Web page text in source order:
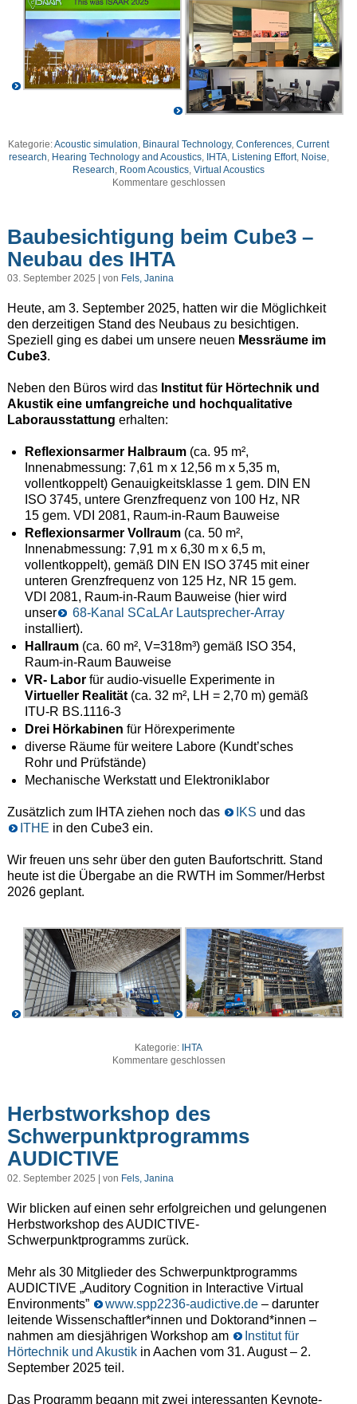
Kategorie:Acoustic simulation, Binaural Technology,Conferences,Current
research, Hearing Technology and Acoustics, IHTA, Listening Effort, Noise,
Research, Room Acoustics,Virtual Acoustics
Kommentare geschlossen
Baubesichtigung beim Cube3 –
Neubau des IHTA
03. September 2025 | von Fels, Janina
Heute, am 3. September 2025, hatten wir die Möglichkeit
den derzeitigen Stand des Neubaus zu besichtigen.
Speziell ging es dabei um unsere neuen Messräume im
Cube3.
Neben den Büros wird das Institut für Hörtechnik und
Akustik eine umfangreiche und hochqualitative
Laborausstattung erhalten:
Reflexionsarmer Halbraum(ca. 95 m²,
Innenabmessung: 7,61 m x 12,56 m x 5,35 m,
vollentkoppelt) Genauigkeitsklasse 1 gem. DIN EN
ISO 3745, untere Grenzfrequenz von 100 Hz, NR
15 gem. VDI 2081, Raum-in-Raum Bauweise
Reflexionsarmer Vollraum(ca. 50 m²,
Innenabmessung: 7,91 m x 6,30 m x 6,5 m,
vollentkoppelt), gemäß DIN EN ISO 3745 mit einer
unteren Grenzfrequenz von 125 Hz, NR 15 gem.
VDI 2081, Raum-in-Raum Bauweise (hier wird
unser
68-Kanal SCaLAr Lautsprecher-Array
installiert).
Hallraum(ca. 60 m², V=318m³) gemäß ISO 354,
Raum-in-Raum Bauweise
VR- Laborfür audio-visuelle Experimente in
Virtueller Realität(ca. 32 m², LH = 2,70 m) gemäß
ITU-R BS.1116-3
Drei Hörkabinen für Hörexperimente
diverse Räume für weitere Labore (Kundt’sches
Rohr und Prüfstände)
Mechanische Werkstatt und Elektroniklabor
Zusätzlich zum IHTA ziehen noch das IKS und das
ITHE in den Cube3 ein.
Wir freuen uns sehr über den guten Baufortschritt. Stand
heute ist die Übergabe an die RWTH im Sommer/Herbst
2026 geplant.
Kategorie: IHTA
Kommentare geschlossen
Herbstworkshop des
Schwerpunktprogramms
AUDICTIVE
02. September 2025 | von Fels, Janina
Wir blicken auf einen sehr erfolgreichen und gelungenen
Herbstworkshop des AUDICTIVE-
Schwerpunktprogramms zurück.
Mehr als 30 Mitglieder des Schwerpunktprogramms
AUDICTIVE „Auditory Cognition in Interactive Virtual
Environments”
www.spp2236-audictive.de– darunter
leitende Wissenschaftler*innen und Doktorand*innen –
nahmen am diesjährigen Workshop am
Institut für
Hörtechnik und Akustikin Aachen vom 31. August – 2.
September 2025 teil.
Das Programm begann mit zwei interessanten Keynote-